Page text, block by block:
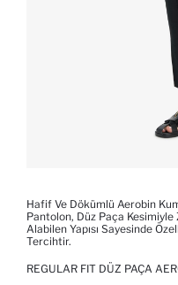
Hafif Ve Dökümlü Aerobin
Pantolon, Düz Paça
Alabilen Yapısı Sayesinde
Tercihtir.
REGULAR FIT DÜZ PAÇA